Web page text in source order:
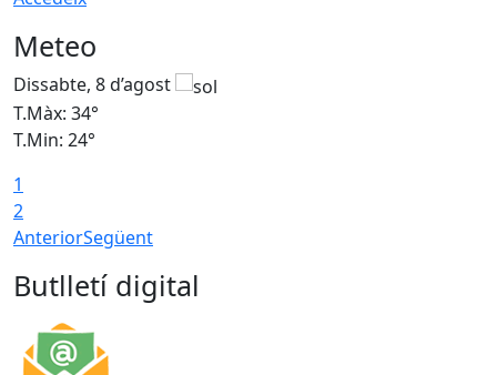
Meteo
Dissabte, 8 d’agost
T.Màx: 34°
T.Min: 24°
1
2
AnteriorSegüent
Butlletí digital